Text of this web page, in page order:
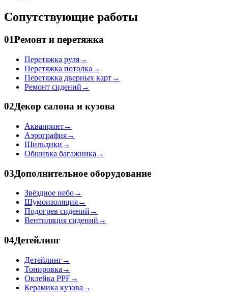
Сопутствующие работы
01Ремонт и перетяжка
Перетяжка руля→
Перетяжка потолка →
Перетяжка дверных карт→
Ремонт сидений →
02Декор салона и кузова
Аквапринт→
Аэрография→
Шильдики →
Обшивка багажника →
03Дополнительное оборудование
Звёздное небо→
Шумоизоляция→
Подогрев сидений →
Вентиляция сидений →
04Детейлинг
Детейлинг→
Тонировка →
Оклейка PPF→
Керамика кузова →